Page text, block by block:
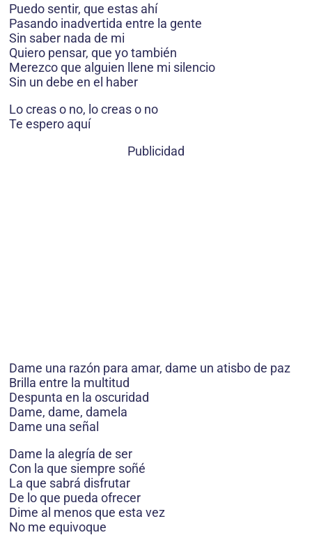
Puedo sentir, que estas ahí
Pasando inadvertida entre la gente
Sin saber nada de mi
Quiero pensar, que yo también
Merezco que alguien llene mi silencio
Sin un debe en el haber
Lo creas o no, lo creas o no
Te espero aquí
Publicidad
Dame una razón para amar, dame un atisbo de paz
Brilla entre la multitud
Despunta en la oscuridad
Dame, dame, damela
Dame una señal
Dame la alegría de ser
Con la que siempre soñé
La que sabrá disfrutar
De lo que pueda ofrecer
Dime al menos que esta vez
No me equivoque